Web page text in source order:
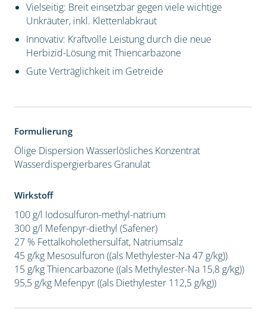
Vielseitig: Breit einsetzbar gegen viele wichtige
Unkräuter, inkl. Klettenlabkraut
Innovativ: Kraftvolle Leistung durch die neue
Herbizid-Lösung mit Thiencarbazone
Gute Verträglichkeit im Getreide
Formulierung
Ölige DispersionWasserlösliches Konzentrat
Wasserdispergierbares Granulat
Wirkstoff
100 g/l Iodosulfuron-methyl-natrium
300 g/l Mefenpyr-diethyl (Safener)
27 % Fettalkoholethersulfat, Natriumsalz
45 g/kg Mesosulfuron ((als Methylester-Na 47 g/kg))
15 g/kg Thiencarbazone ((als Methylester-Na 15,8 g/kg))
95,5 g/kg Mefenpyr ((als Diethylester 112,5 g/kg))